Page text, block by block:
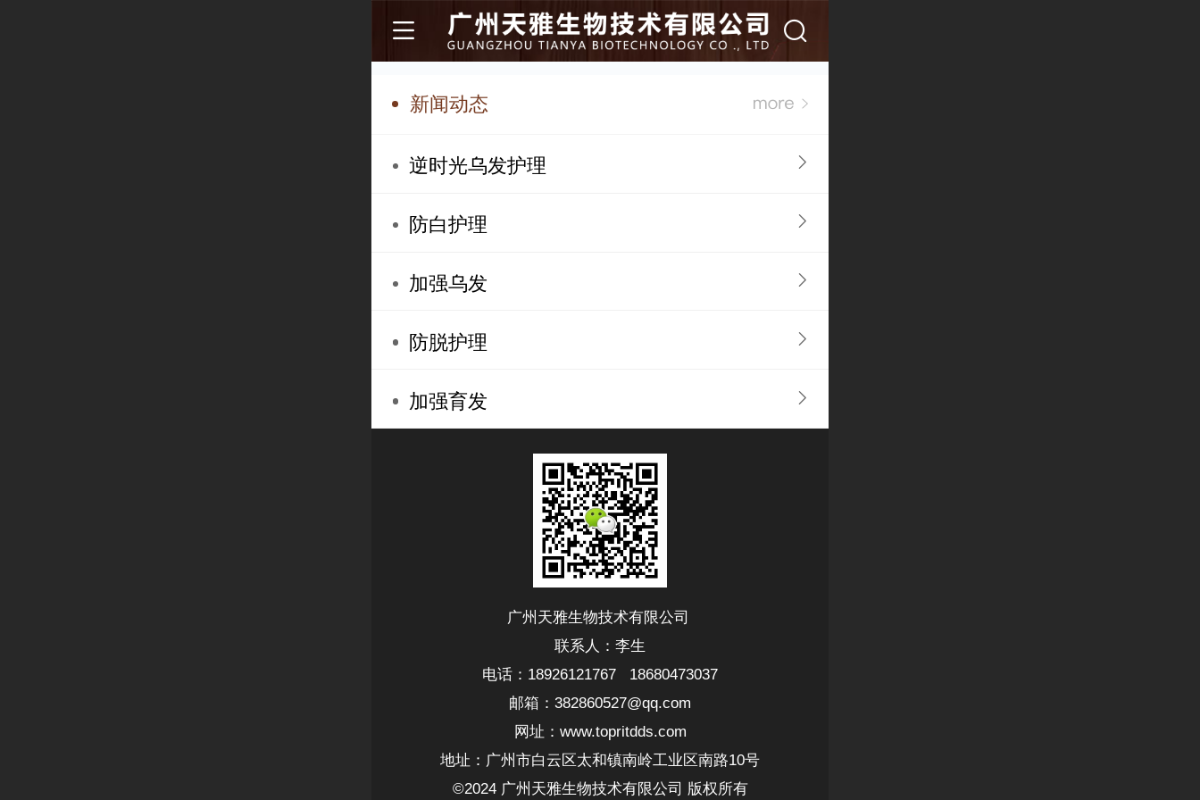
新闻动态
逆时光乌发护理
防白护理
加强乌发
防脱护理
加强育发
广州天雅生物技术有限公司
联系人：李生
电话：18926121767 18680473037
邮箱：382860527@qq.com
网址：www.topritdds.com
地址：广州市白云区太和镇南岭工业区南路10号
©2024 广州天雅生物技术有限公司 版权所有